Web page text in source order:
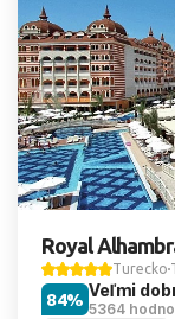
Royal
Turecko
Veľmi
5364
84%